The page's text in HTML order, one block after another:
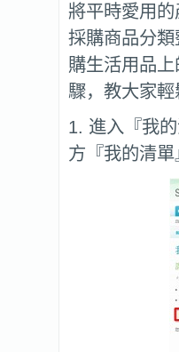
將平時愛用
採購商品分
購生活用品
驟，教大家輕
1. 進入『我
方『我的清